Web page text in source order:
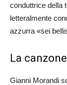
conduttrice della
letteralmente
azzurra «sei
La
Gianni Morandi